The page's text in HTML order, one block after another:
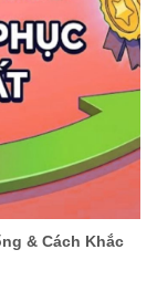
& Cách Khắc